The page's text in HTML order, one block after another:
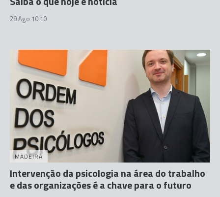
29 Ago 10:10
MADEIRA
Intervenção da psicologia na área do trabalho
e das organizações é a chave para o futuro